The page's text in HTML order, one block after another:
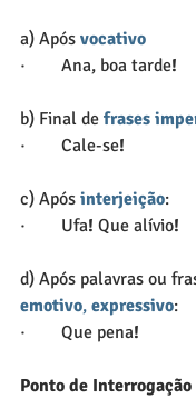
a) Após vocativo
·        Ana, boa tarde!
b) Final de frases
·        Cale-se!
c) Após interjeição:
·        Ufa! Que alívio!
d) Após palavras ou
emotivo, expressivo:
·        Que pena!
Ponto de Interrogação